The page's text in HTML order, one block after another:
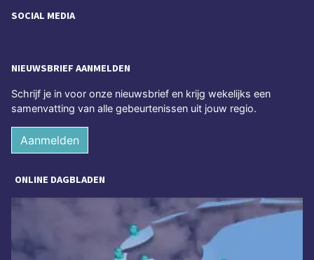
SOCIAL MEDIA
NIEUWSBRIEF AANMELDEN
Schrijf je in voor onze nieuwsbrief en krijg wekelijks een
samenvatting van alle gebeurtenissen uit jouw regio.
Aanmelden
ONLINE DAGBLADEN